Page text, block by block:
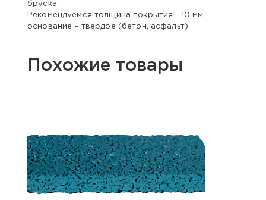
бруска.
Рекомендуемся толщина покрытия - 10 мм,
основание – твердое (бетон, асфальт).
Похожие товары